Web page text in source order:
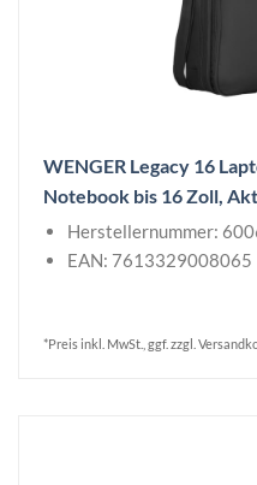
WENGER Legacy 16
Notebook bis 16 Zoll,
Herstellernummer:
EAN: 7613329008065
*Preis inkl. MwSt., ggf. zzgl.